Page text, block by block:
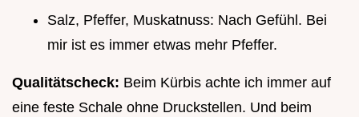
Salz, Pfeffer, Muskatnuss: Nach Gefühl. Bei
mir ist es immer etwas mehr Pfeffer.
Qualitätscheck: Beim Kürbis achte ich immer auf
eine feste Schale ohne Druckstellen. Und beim